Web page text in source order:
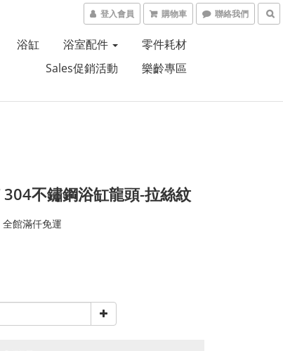
登入會員 購物車 聯絡我們
浴缸 浴室配件
零件耗材
Sales促銷活動
樂齡專區
304不鏽鋼浴缸龍頭-拉絲紋
館滿仟免運